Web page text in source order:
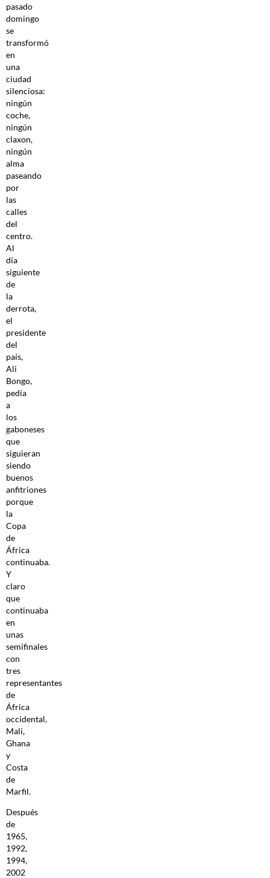
pasado
domingo
se
transformó
en
una
ciudad
silenciosa:
ningún
coche,
ningún
claxon,
ningún
alma
paseando
por
las
calles
del
centro.
Al
día
siguiente
de
la
derrota,
el
presidente
del
país,
Ali
Bongo,
pedía
a
los
gaboneses
que
siguieran
siendo
buenos
anfitriones
porque
la
Copa
de
África
continuaba.
Y
claro
que
continuaba
en
unas
semifinales
con
tres
representantes
de
África
occidental,
Mali,
Ghana
y
Costa
de
Marfil.
Después
de
1965,
1992,
1994,
2002